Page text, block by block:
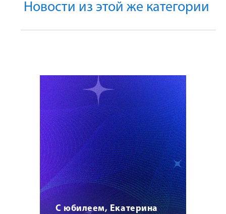
Новости из этой же категории
С юбилеем, Екатерина